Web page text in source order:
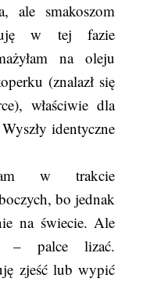
ale smakoszom
w tej fazie
na oleju
(znalazł się
właściwie dla
identyczne
w trakcie
bo jednak
na świecie. Ale
– palce lizać.
zjeść lub wypić